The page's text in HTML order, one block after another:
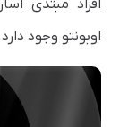
افراد مبتدی
اوبونتو وجود